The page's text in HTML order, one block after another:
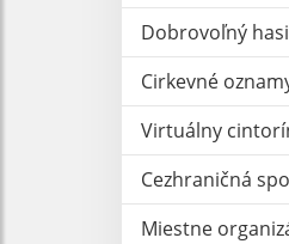
Dobrovoľný
Cirkevné
Virtuálny
Cezhraničná
Miestne